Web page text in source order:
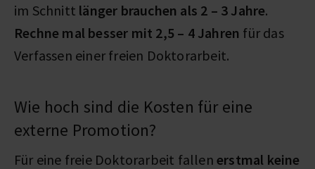
im Schnitt länger brauchen als 2 – 3 Jahre.
Rechne mal besser mit 2,5 – 4 Jahren für das
Verfassen einer freien Doktorarbeit.
Wie hoch sind die Kosten für eine
externe Promotion?
Für eine freie Doktorarbeit fallen erstmal keine